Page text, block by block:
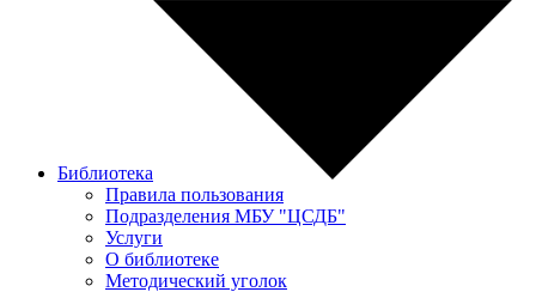
Библиотека
Правила пользования
Подразделения МБУ "ЦСДБ"
Услуги
О библиотеке
Методический уголок